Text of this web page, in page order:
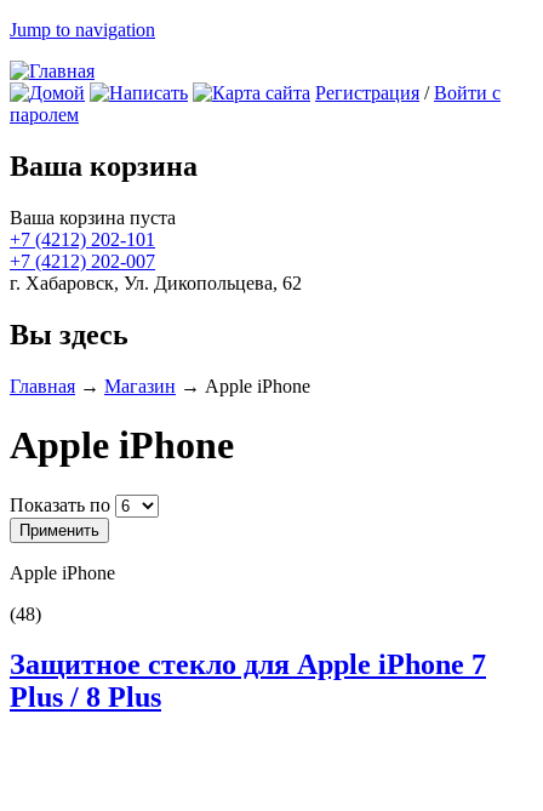
Jump to navigation
Регистрация /Войти с
паролем
Ваша корзина
Ваша корзина пуста
+7 (4212) 202-101
+7 (4212) 202-007
г. Хабаровск, Ул. Дикопольцева, 62
Вы здесь
Главная → Магазин → Apple iPhone
Apple iPhone
Показать по
Apple iPhone
(48)
Защитное стекло для Apple iPhone 7
Plus / 8 Plus